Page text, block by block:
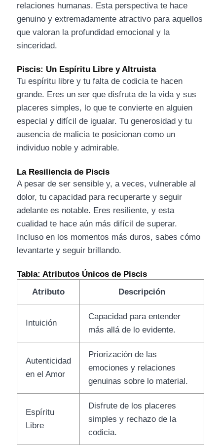
relaciones humanas. Esta perspectiva te hace
genuino y extremadamente atractivo para aquellos
que valoran la profundidad emocional y la
sinceridad.
Piscis: Un Espíritu Libre y Altruista
Tu espíritu libre y tu falta de codicia te hacen
grande. Eres un ser que disfruta de la vida y sus
placeres simples, lo que te convierte en alguien
especial y difícil de igualar. Tu generosidad y tu
ausencia de malicia te posicionan como un
individuo noble y admirable.
La Resiliencia de Piscis
A pesar de ser sensible y, a veces, vulnerable al
dolor, tu capacidad para recuperarte y seguir
adelante es notable. Eres resiliente, y esta
cualidad te hace aún más difícil de superar.
Incluso en los momentos más duros, sabes cómo
levantarte y seguir brillando.
Tabla: Atributos Únicos de Piscis
Atributo
Descripción
Intuición
Capacidad para entender
más allá de lo evidente.
Autenticidad
en el Amor
Priorización de las
emociones y relaciones
genuinas sobre lo material.
Espíritu
Libre
Disfrute de los placeres
simples y rechazo de la
codicia.